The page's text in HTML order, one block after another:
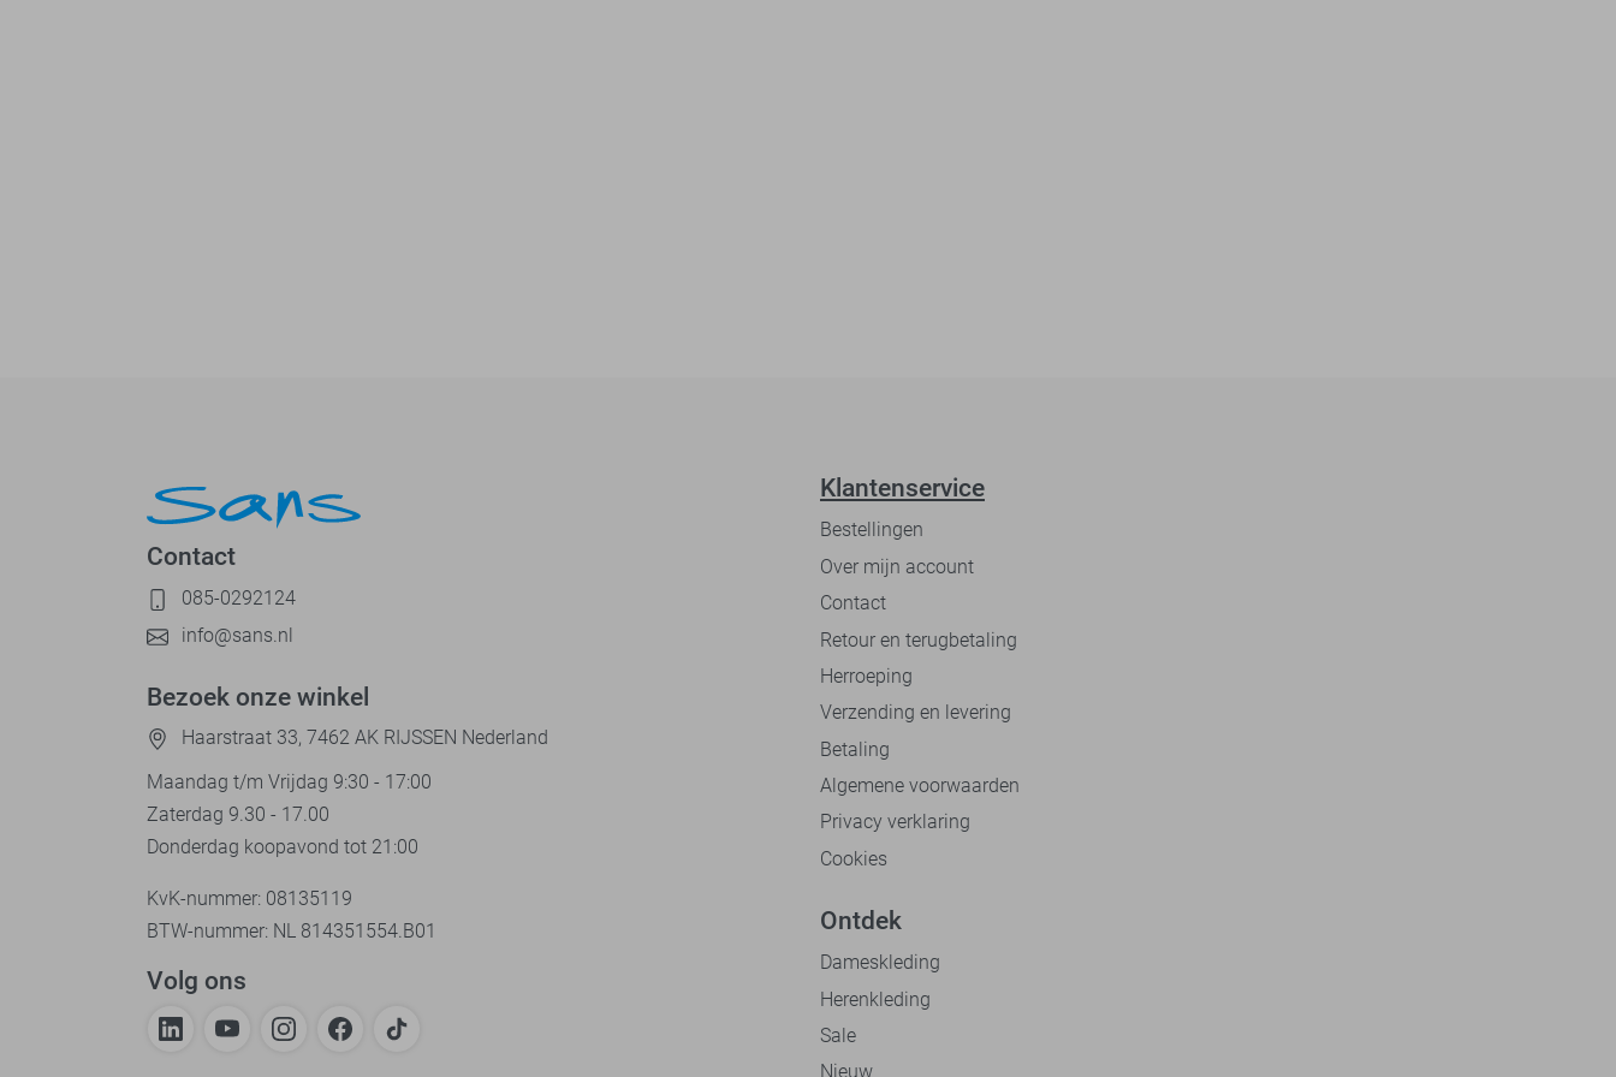
Contact
085-0292124
info@sans.nl
Bezoek onze winkel
Haarstraat 33, 7462 AK RIJSSEN Nederland
Maandag t/m Vrijdag 9:30 - 17:00
Zaterdag 9.30 - 17.00
Donderdag koopavond tot 21:00
KvK-nummer: 08135119
BTW-nummer: NL 814351554.B01
Volg ons
Klantenservice
Bestellingen
Over mijn account
Contact
Retour en terugbetaling
Herroeping
Verzending en levering
Betaling
Algemene voorwaarden
Privacy verklaring
Cookies
Ontdek
Dameskleding
Herenkleding
Sale
Nieuw